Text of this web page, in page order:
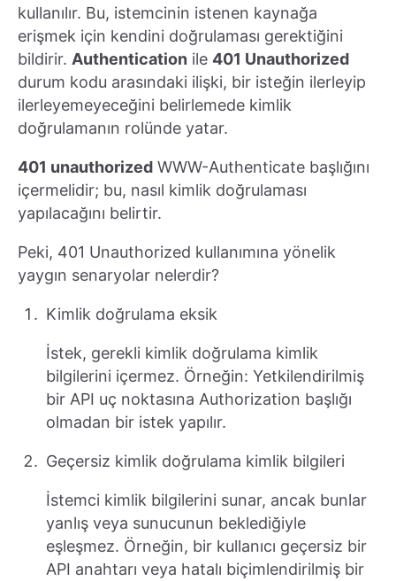
kullanılır. Bu, istemcinin istenen kaynağa
erişmek için kendini doğrulaması gerektiğini
bildirir. Authentication ile 401 Unauthorized
durum kodu arasındaki ilişki, bir isteğin ilerleyip
ilerleyemeyeceğini belirlemede kimlik
doğrulamanın rolünde yatar.
401 unauthorized WWW-Authenticate başlığını
içermelidir; bu, nasıl kimlik doğrulaması
yapılacağını belirtir.
Peki, 401 Unauthorized kullanımına yönelik
yaygın senaryolar nelerdir?
Kimlik doğrulama eksik
İstek, gerekli kimlik doğrulama kimlik
bilgilerini içermez. Örneğin: Yetkilendirilmiş
bir API uç noktasına Authorization başlığı
olmadan bir istek yapılır.
Geçersiz kimlik doğrulama kimlik bilgileri
İstemci kimlik bilgilerini sunar, ancak bunlar
yanlış veya sunucunun beklediğiyle
eşleşmez. Örneğin, bir kullanıcı geçersiz bir
API anahtarı veya hatalı biçimlendirilmiş bir